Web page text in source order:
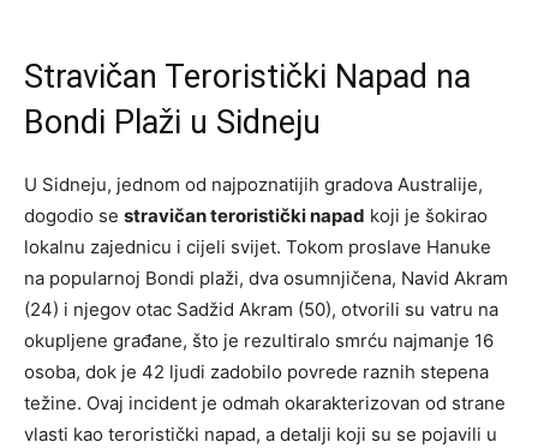
Stravičan Teroristički Napad na
Bondi Plaži u Sidneju
U Sidneju, jednom od najpoznatijih gradova Australije,
dogodio se stravičan teroristički napad koji je šokirao
lokalnu zajednicu i cijeli svijet. Tokom proslave Hanuke
na popularnoj Bondi plaži, dva osumnjičena, Navid Akram
(24) i njegov otac Sadžid Akram (50), otvorili su vatru na
okupljene građane, što je rezultiralo smrću najmanje 16
osoba, dok je 42 ljudi zadobilo povrede raznih stepena
težine. Ovaj incident je odmah okarakterizovan od strane
vlasti kao teroristički napad, a detalji koji su se pojavili u